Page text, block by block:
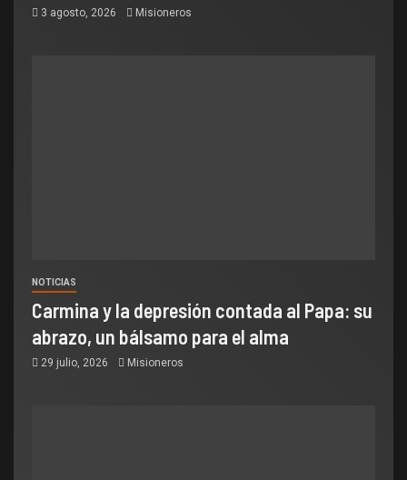
3 agosto, 2026 Misioneros
NOTICIAS
Carmina y la depresión contada al Papa: su
abrazo, un bálsamo para el alma
29 julio, 2026 Misioneros